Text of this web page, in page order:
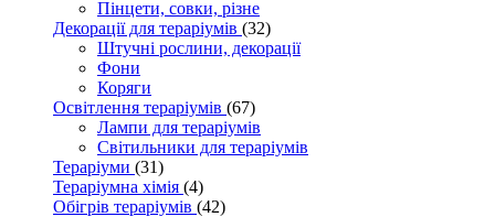
Пінцети, совки, різне
Декорації для тераріумів (32)
Штучні рослини, декорації
Фони
Коряги
Освітлення тераріумів (67)
Лампи для тераріумів
Світильники для тераріумів
Тераріуми (31)
Тераріумна хімія (4)
Обігрів тераріумів (42)